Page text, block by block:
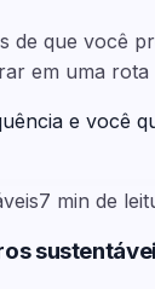
de que você
em uma
e você
7 min de